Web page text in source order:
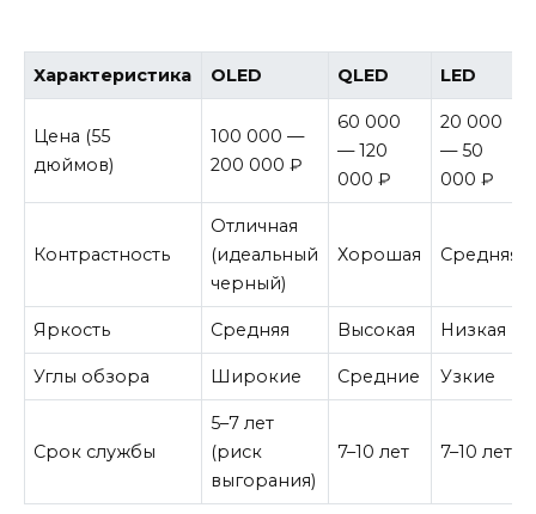
Характеристика OLED QLED LED
Цена (55
дюймов)
100 000 —
200 000 ₽
60 000
— 120
000 ₽
20 000
— 50
000 ₽
Контрастность
Отличная
(идеальный
черный)
Хорошая Средняя
Яркость Средняя Высокая Низкая
Углы обзора Широкие Средние Узкие
Срок службы
5–7 лет
(риск
выгорания)
7–10 лет 7–10 лет